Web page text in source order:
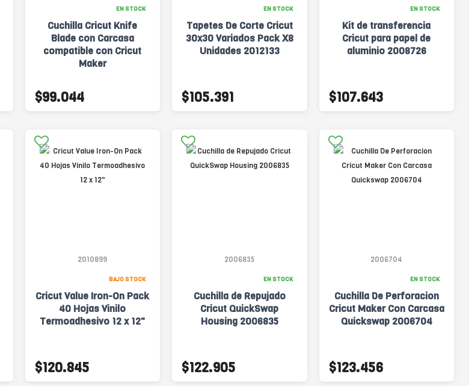
EN STOCK
Cuchilla Cricut Knife
Blade con Carcasa
compatible con Cricut
Maker
$99.044
EN STOCK
Tapetes De Corte Cricut
30x30 Variados Pack X8
Unidades 2012133
$105.391
EN STOCK
Kit de transferencia
Cricut para papel de
aluminio 2008726
$107.643
2010899
BAJO STOCK
Cricut Value Iron-On Pack
40 Hojas Vinilo
Termoadhesivo 12 x 12"
$120.845
2006835
EN STOCK
Cuchilla de Repujado
Cricut QuickSwap
Housing 2006835
$122.905
2006704
EN STOCK
Cuchilla De Perforacion
Cricut Maker Con Carcasa
Quickswap 2006704
$123.456